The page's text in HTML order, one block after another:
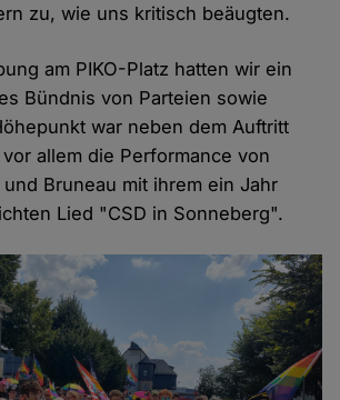
zu, wie uns kritisch beäugten.
am PIKO-Platz hatten wir ein
Bündnis von Parteien sowie
war neben dem Auftritt
allem die Performance von
Bruneau mit ihrem ein Jahr
Lied "CSD in Sonneberg".